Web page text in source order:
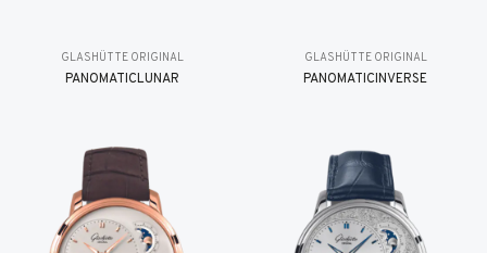
GLASHÜTTE ORIGINAL
PANOMATICLUNAR
GLASHÜTTE ORIGINAL
PANOMATICINVERSE